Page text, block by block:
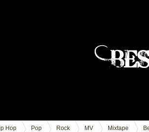
Hop Pop Rock MV Mixtape